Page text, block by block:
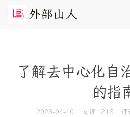
外部山 人
了解去中心化自
的指
2023-04-10 阅读: 218 评